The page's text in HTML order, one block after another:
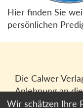
Hier finden Sie
persönlichen
Die Calwer
Anlehnung an
gegründeten
Wir schätzen Ihre